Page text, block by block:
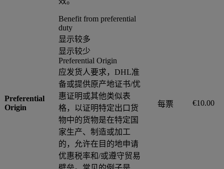
Preferential
Origin
Benefit from preferential
duty
显示较多
显示较少
Preferential Origin
应发货人要求，DHL准
备或提供原产地证书/优
惠证明或其他类似表
格，以证明特定出口货
物中的货物是在特定国
家生产、制造或加工
的，允许在目的地申请
优惠税率和/或遵守贸易
每票 €10.00